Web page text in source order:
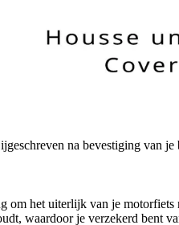
na bevestiging van je
het uiterlijk van je
waardoor je verzekerd bent